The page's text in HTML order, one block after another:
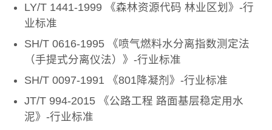
LY/T 1441-1999 《森林资源代码 林业区划》-行
业标准
SH/T 0616-1995 《喷气燃料水分离指数测定法
（手提式分离仪法）》-行业标准
SH/T 0097-1991 《801降凝剂》-行业标准
JT/T 994-2015 《公路工程 路面基层稳定用水
泥》-行业标准